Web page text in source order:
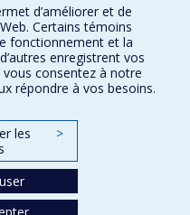
l'éducation
d’améliorer et de
Certains témoins
fonctionnement et la
enregistrent vos
consentez à notre
répondre à vos besoins.
les
>